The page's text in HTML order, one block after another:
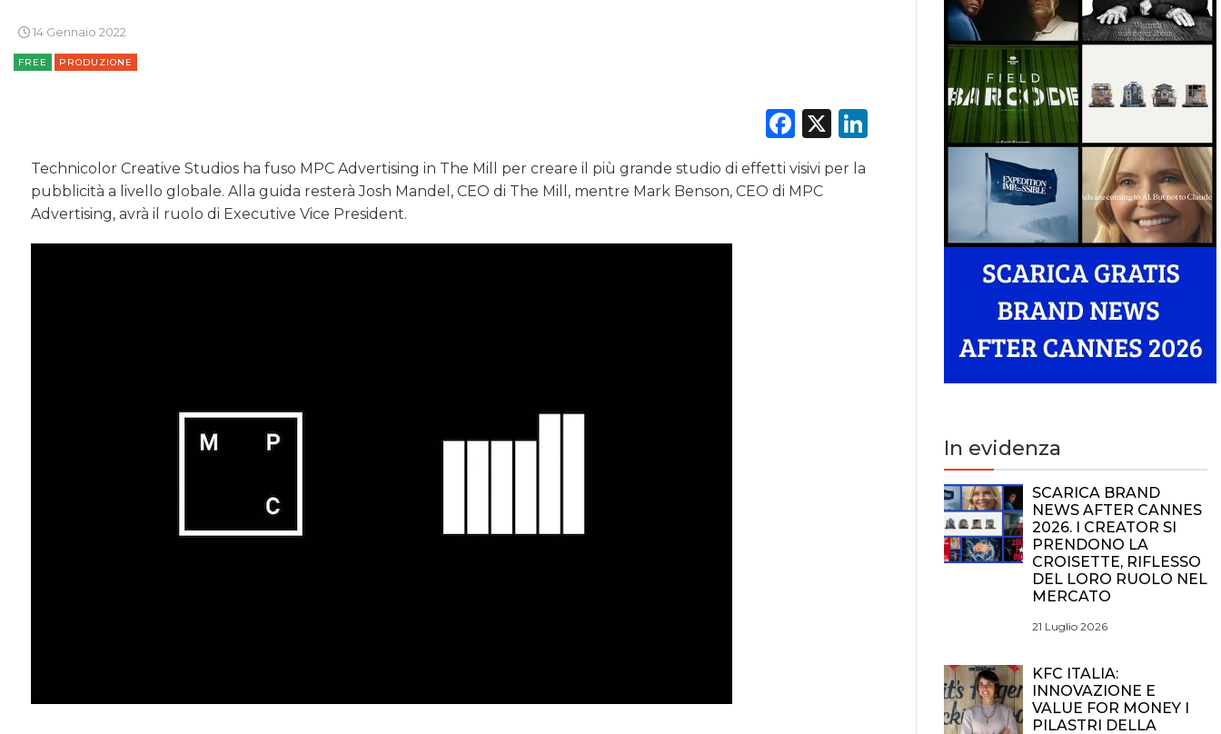
PREVISIONI/SCENARI
14 Gennaio 2022
FREE PRODUZIONE
Facebook
X LinkedIn
Technicolor Creative Studios ha fuso MPC Advertising in The Mill per creare il più grande studio di effetti visivi per la
pubblicità a livello globale. Alla guida resterà Josh Mandel, CEO di The Mill, mentre Mark Benson, CEO di MPC
Advertising, avrà il ruolo di Executive Vice President.
In evidenza
SCARICA BRAND
NEWS AFTER CANNES
2026. I CREATOR SI
PRENDONO LA
CROISETTE, RIFLESSO
DEL LORO RUOLO NEL
MERCATO
21 Luglio 2026
KFC ITALIA:
INNOVAZIONE E
VALUE FOR MONEY I
PILASTRI DELLA